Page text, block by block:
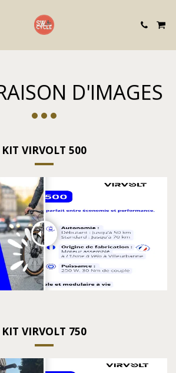
D'IMAGES
KIT VIRVOLT 500
KIT VIRVOLT 750